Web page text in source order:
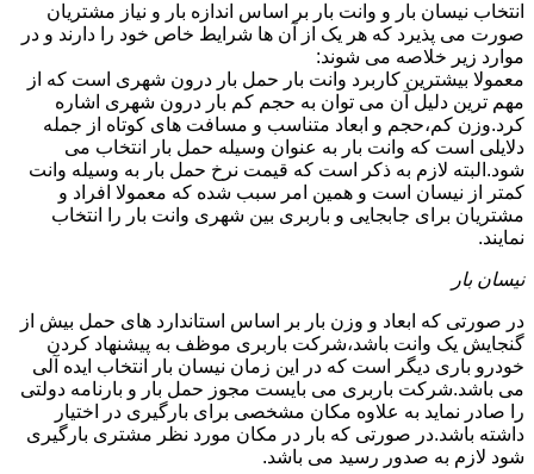
انتخاب نیسان بار و وانت بار بر اساس اندازه بار و نیاز مشتریان
صورت می پذیرد که هر یک از آن ها شرایط خاص خود را دارند و در
موارد زیر خلاصه می شوند:
معمولا بیشترین کاربرد وانت بار حمل بار درون شهری است که از
مهم ترین دلیل آن می توان به حجم کم بار درون شهری اشاره
کرد.وزن کم،حجم و ابعاد متناسب و مسافت های کوتاه از جمله
دلایلی است که وانت بار به عنوان وسیله حمل بار انتخاب می
شود.البته لازم به ذکر است که قیمت نرخ حمل بار به وسیله وانت
کمتر از نیسان است و همین امر سبب شده که معمولا افراد و
مشتریان برای جابجایی و باربری بین شهری وانت بار را انتخاب
نمایند.
نیسان بار
در صورتی که ابعاد و وزن بار بر اساس استاندارد های حمل بیش از
گنجایش یک وانت باشد،شرکت باربری موظف به پیشنهاد کردن
خودرو باری دیگر است که در این زمان نیسان بار انتخاب ایده آلی
می باشد.شرکت باربری می بایست مجوز حمل بار و بارنامه دولتی
را صادر نماید به علاوه مکان مشخصی برای بارگیری در اختیار
داشته باشد.در صورتی که بار در مکان مورد نظر مشتری بارگیری
شود لازم به صدور رسید می باشد.